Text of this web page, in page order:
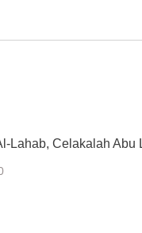
Lahab, Celakalah Abu